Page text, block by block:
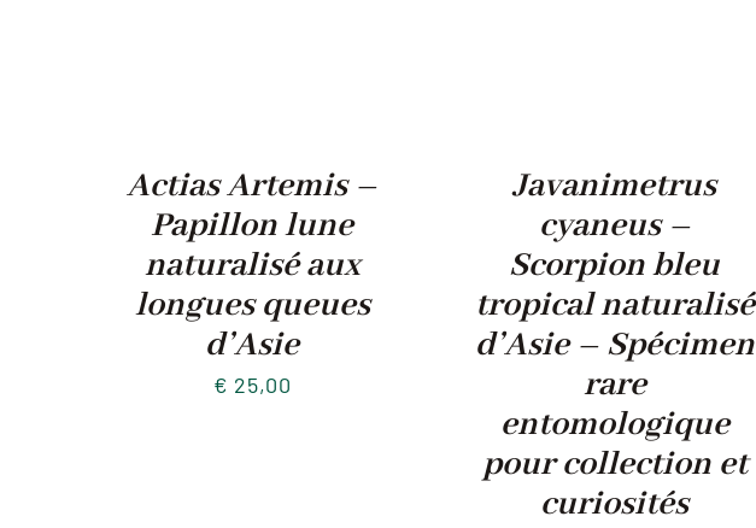
Actias Artemis –
Papillon lune
naturalisé aux
longues queues
d’Asie
€ 25,00
Javanimetrus
cyaneus –
Scorpion bleu
tropical naturalisé
d’Asie – Spécimen
rare
entomologique
pour collection et
curiosités